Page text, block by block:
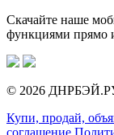
Скачайте наше
функциями прямо
© 2026 ДНРБЭЙ.РУ
Купи, продай,
соглашение